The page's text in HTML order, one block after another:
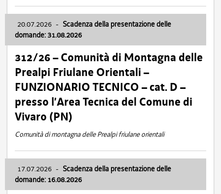
20.07.2026 - Scadenza della presentazione delle
domande: 31.08.2026
312/26 – Comunità di Montagna delle
Prealpi Friulane Orientali –
FUNZIONARIO TECNICO – cat. D –
presso l’Area Tecnica del Comune di
Vivaro (PN)
Comunità di montagna delle Prealpi friulane orientali
17.07.2026 - Scadenza della presentazione delle
domande: 16.08.2026